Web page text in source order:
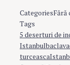
CategoriesFără
Tags
5 deserturi de
Istanbulbaclava
turceasca